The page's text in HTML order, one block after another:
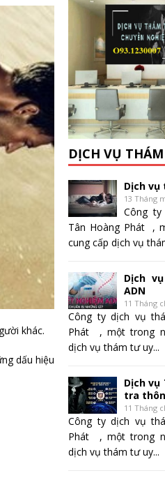
khác.
dấu hiệu
DỊCH VỤ
Dịch
13 Tháng
Công
Tân Hoàng Phát ,
cung cấp dịch vụ
Dịch
ADN
11 Tháng
Công ty dịch vụ
Phát , một trong
dịch vụ thám tư uy...
Dịch
tra
11 Tháng
Công ty dịch vụ
Phát , một trong
dịch vụ thám tư uy...